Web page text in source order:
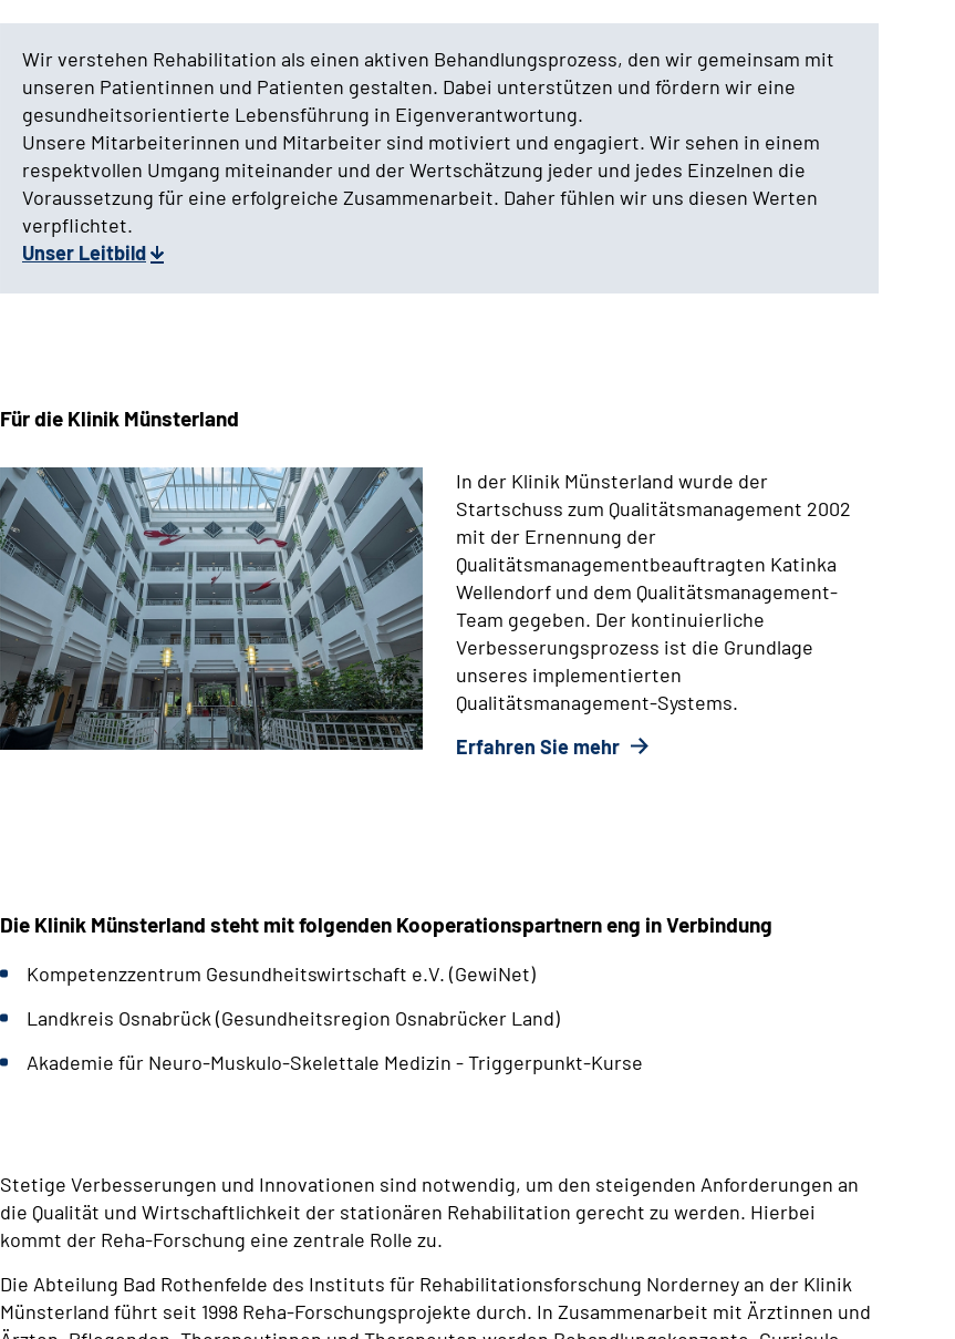
Wir verstehen Rehabilitation als einen aktiven Behandlungsprozess, den wir gemeinsam mit
unseren Patientinnen und Patienten gestalten. Dabei unterstützen und fördern wir eine
gesundheitsorientierte Lebensführung in Eigenverantwortung.
Unsere Mitarbeiterinnen und Mitarbeiter sind motiviert und engagiert. Wir sehen in einem
respektvollen Umgang miteinander und der Wertschätzung jeder und jedes Einzelnen die
Voraussetzung für eine erfolgreiche Zusammenarbeit. Daher fühlen wir uns diesen Werten
verpflichtet.
Unser Leitbild
Für die Klinik Münsterland
In der Klinik Münsterland wurde der
Startschuss zum Qualitätsmanagement 2002
mit der Ernennung der
Qualitätsmanagementbeauftragten Katinka
Wellendorf und dem Qualitätsmanagement-
Team gegeben. Der kontinuierliche
Verbesserungsprozess ist die Grundlage
unseres implementierten
Qualitätsmanagement-Systems.
Erfahren Sie mehr
Die Klinik Münsterland steht mit folgenden Kooperationspartnern eng in Verbindung
Kompetenzzentrum Gesundheitswirtschaft e.V. (GewiNet)
Landkreis Osnabrück (Gesundheitsregion Osnabrücker Land)
Akademie für Neuro-Muskulo-Skelettale Medizin - Triggerpunkt-Kurse
Stetige Verbesserungen und Innovationen sind notwendig, um den steigenden Anforderungen an
die Qualität und Wirtschaftlichkeit der stationären Rehabilitation gerecht zu werden. Hierbei
kommt der Reha-Forschung eine zentrale Rolle zu.
Die Abteilung Bad Rothenfelde des Instituts für Rehabilitationsforschung Norderney an der Klinik
Münsterland führt seit 1998 Reha-Forschungsprojekte durch. In Zusammenarbeit mit Ärztinnen und